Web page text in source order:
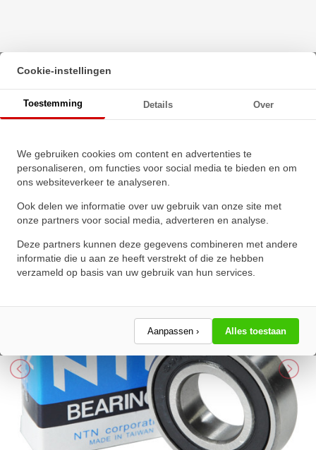
Beginpagina·
NTN Kogellager 6200 LLB C3 5K (10x30x9mm)
Cookie-instellingen
Toestemming Details Over
We gebruiken cookies om content en advertenties te
personaliseren, om functies voor social media te bieden en om
ons websiteverkeer te analyseren.
Ook delen we informatie over uw gebruik van onze site met
onze partners voor social media, adverteren en analyse.
Deze partners kunnen deze gegevens combineren met andere
informatie die u aan ze heeft verstrekt of die ze hebben
verzameld op basis van uw gebruik van hun services.
Aanpassen › Alles toestaan
NTN Kogellager 6200 LLB C3 5K
(10x30x9mm)
★★★★★
★★★★★
Schrijf een review!